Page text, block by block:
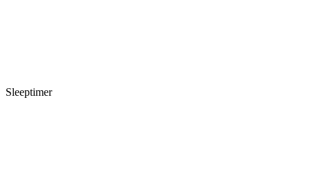
Sleeptimer